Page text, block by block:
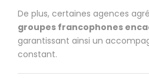
De plus, certaines agences
groupes francophones
garantissant ainsi un
constant.